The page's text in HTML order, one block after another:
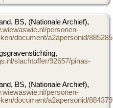
BS, (Nationale Archief),
personen-
document/a2apersonid/
slachtoffer/92657/pinas-
BS, (Nationale Archief),
personen-
document/a2apersonid/